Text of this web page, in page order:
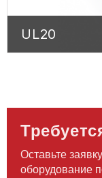
UL20
Оставьте
оборудование